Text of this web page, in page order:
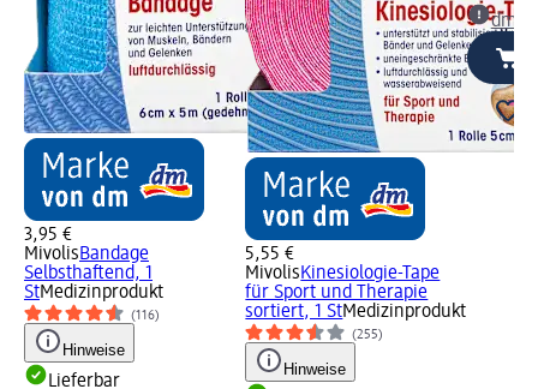
3,95 €
MivolisBandage
Selbsthaftend, 1
StMedizinprodukt
(116)
Hinweise
Lieferbar
5,55 €
MivolisKinesiologie-Tape
für Sport und Therapie
sortiert, 1 StMedizinprodukt
(255)
Hinweise
dm